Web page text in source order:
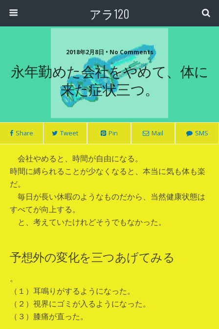
アラ120
2018年2月8日 • No Comments
永年勤めた会社をやめて、体に
来た症状三つ。
Share Tweet Pin Mail SMS
会社やめると、時間が自由になる。
時間に縛られることが少なくなると、本当に気も体も楽
だ。
毎日が長い休暇のようなものだから、当然健康状態は
すべてが向上する。
と、考えていたけれどそうでもなかった。
予想外の変化を三つあげてみる
。
（１）耳鳴りがするようになった。
（２）視界にゴミが入るようになった。
（３）膝痛が直った。